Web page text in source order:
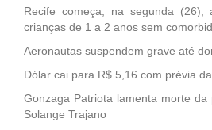
Recife começa, na segunda (26),
crianças de 1 a 2 anos sem
Aeronautas suspendem grave até
Dólar cai para R$ 5,16 com prévia
Gonzaga Patriota lamenta morte da
Solange Trajano